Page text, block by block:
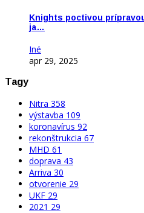
Knights poctivou
ja…
Iné
apr 29, 2025
Tagy
Nitra 358
výstavba 109
koronavírus 92
rekonštrukcia 67
MHD 61
doprava 43
Arriva 30
otvorenie 29
UKF 29
2021 29